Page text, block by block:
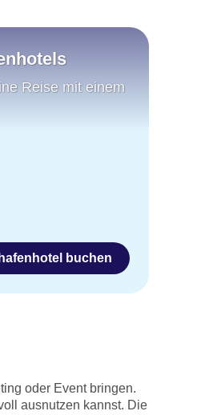
Reise mit einem
buchen
oder Event bringen.
ausnutzen kannst. Die